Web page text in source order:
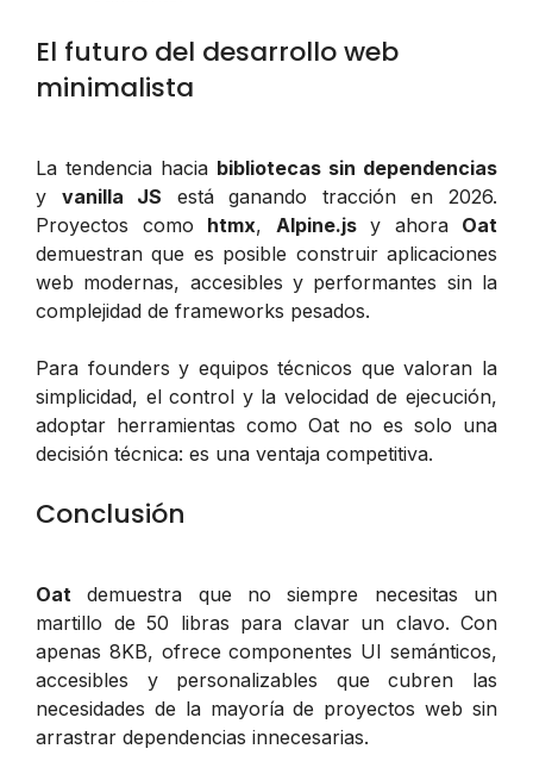
El futuro del desarrollo web
minimalista
La tendencia hacia bibliotecas sin dependencias
y vanilla JS está ganando tracción en 2026.
Proyectos como htmx, Alpine.jsy ahora Oat
demuestran que es posible construir aplicaciones
web modernas, accesibles y performantes sin la
complejidad de frameworks pesados.
Para founders y equipos técnicos que valoran la
simplicidad, el control y la velocidad de ejecución,
adoptar herramientas como Oat no es solo una
decisión técnica: es una ventaja competitiva.
Conclusión
Oat demuestra que no siempre necesitas un
martillo de 50 libras para clavar un clavo. Con
apenas 8KB, ofrece componentes UI semánticos,
accesibles y personalizables que cubren las
necesidades de la mayoría de proyectos web sin
arrastrar dependencias innecesarias.